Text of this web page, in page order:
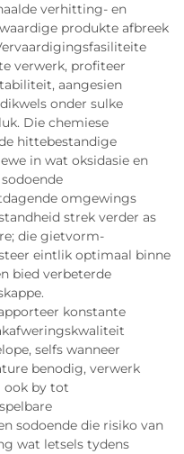
verhitting- en
produkte afbreek
verwerk, profiteer
aangesien
onder sulke
Die chemiese
hittebestandige
in wat oksidasie en
omgewings
strek verder as
die gietvorm-
eintlik optimaal binne
bied verbeterde
konstante
selfs wanneer
benodig, verwerk
ook by tot
sodoende die risiko van
wat letsels tydens